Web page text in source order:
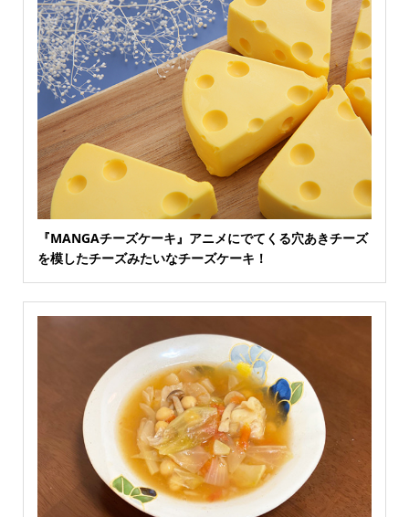
『MANGAチーズケーキ』アニメにでてくる穴あきチーズ
を模したチーズみたいなチーズケーキ！